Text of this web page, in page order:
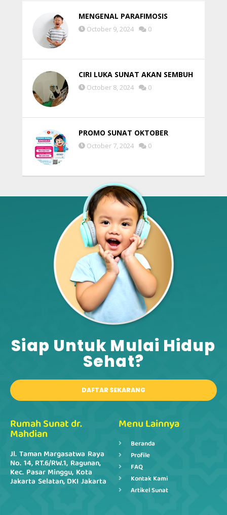
MENGENAL PARAFIMOSIS
October 9, 2024 0
CIRI LUKA SUNAT AKAN SEMBUH
October 8, 2024 0
PROMO SUNAT OKTOBER
October 7, 2024 0
Siap Untuk Mulai Hidup
Sehat?​
DAFTAR SEKARANG
Rumah Sunat dr.
Mahdian
Jl. Taman Margasatwa Raya
No. 14, RT.6/RW.1, Ragunan,
Kec. Pasar Minggu, Kota
Jakarta Selatan, DKI Jakarta
Menu Lainnya
Beranda
Profile
FAQ
Kontak Kami
Artikel Sunat